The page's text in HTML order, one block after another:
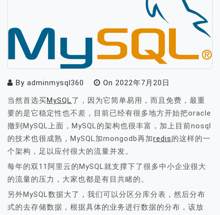
By adminmysql360 On 2022年7月20日
当然首选买MySQL了，因为它简单易用，而且免费，最重
要的是它稳定性也不差，目前已经有很多地方开始把oracle
撤到MySQL上面，MySQL的架构也很丰富，加上目前nosql
的技术也很成熟，MySQL加mongodb再加redis的这样的一
个架构，足以应付很大的流量并发。
每年的双11阿里云的MySQL就支撑下了很多中小企业很大
的流量的压力，大家也都是有目共睹的。
另外MySQL数据大了，我们可以分区分库分表，然后分布
式的去存储数据，根据具体的业务进行数据的分布，该放